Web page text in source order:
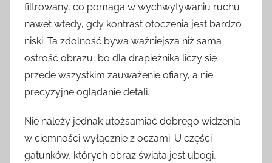
filtrowany, co pomaga w wychwytywaniu ruchu
nawet wtedy, gdy kontrast otoczenia jest bardzo
niski. Ta zdolność bywa ważniejsza niż sama
ostrość obrazu, bo dla drapieżnika liczy się
przede wszystkim zauważenie ofiary, a nie
precyzyjne oglądanie detali.
Nie należy jednak utożsamiać dobrego widzenia
w ciemności wyłącznie z oczami. U części
gatunków, których obraz świata jest ubogi,